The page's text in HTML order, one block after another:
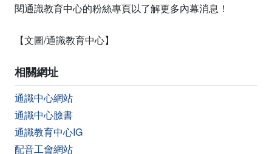
閱通識教育中心的粉絲專頁以了解更多內幕消息！
【文圖/通識教育中心】
相關網址
通識中心網站
通識中心臉書
通識教育中心IG
配音工會網站